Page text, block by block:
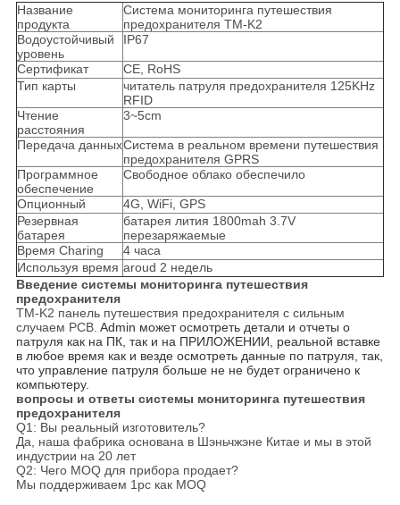
Название
продукта
Система мониторинга путешествия
предохранителя TM-K2
Водоустойчивый
уровень
IP67
Сертификат
CE, RoHS
Тип карты
читатель патруля предохранителя 125KHz
RFID
Чтение
расстояния
3~5cm
Передача данныхСистема в реальном времени путешествия
предохранителя GPRS
Программное
обеспечение
Свободное облако обеспечило
Опционный
4G, WiFi, GPS
Резервная
батарея
батарея лития 1800mah 3.7V
перезаряжаемые
Время Charing
4 часа
Используя время aroud 2 недель
Введение системы мониторинга путешествия
предохранителя
TM-K2 панель путешествия предохранителя с сильным
случаем PCB. Admin может осмотреть детали и отчеты о
патруля как на ПК, так и на ПРИЛОЖЕНИИ, реальной вставке
в любое время как и везде осмотреть данные по патруля, так,
что управление патруля больше не не будет ограничено к
компьютеру.
вопросы и ответы системы мониторинга путешествия
предохранителя
Q1: Вы реальный изготовитель?
Да, наша фабрика основана в Шэньчжэне Китае и мы в этой
индустрии на 20 лет
Q2: Чего MOQ для прибора продает?
Мы поддерживаем 1pc как MOQ